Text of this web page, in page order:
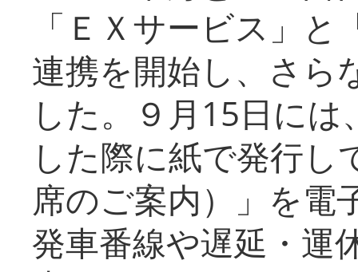
「ＥＸサービス」
連携を開始し、さら
した。９月15日に
した際に紙で発行し
席のご案内）」を電
発車番線や遅延・運